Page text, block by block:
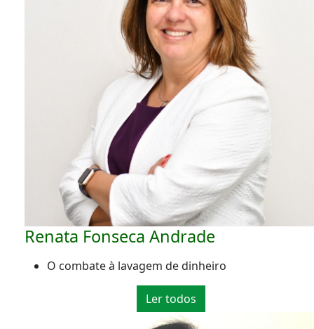
Renata Fonseca Andrade
O combate à lavagem de dinheiro
Ler todos